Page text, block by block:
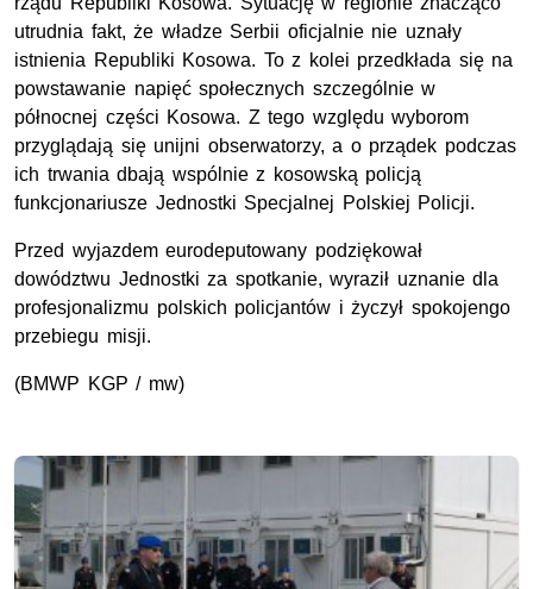
utrudnia fakt, że władze Serbii oficjalnie nie uznały
istnienia Republiki Kosowa. To z kolei przedkłada się na
powstawanie napięć społecznych szczególnie w
północnej części Kosowa. Z tego względu wyborom
przyglądają się unijni obserwatorzy, a o prządek podczas
ich trwania dbają wspólnie z kosowską policją
funkcjonariusze Jednostki Specjalnej Polskiej Policji.
Przed wyjazdem eurodeputowany podziękował
dowództwu Jednostki za spotkanie, wyraził uznanie dla
profesjonalizmu polskich policjantów i życzył spokojengo
przebiegu misji.
(BMWP KGP / mw)